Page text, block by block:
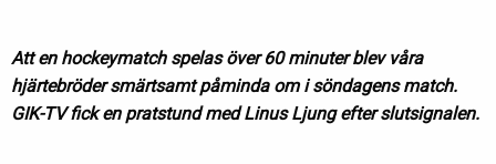
Att en hockeymatch spelas över 60 minuter blev våra
hjärtebröder smärtsamt påminda om i söndagens match.
GIK-TV fick en pratstund med Linus Ljung efter slutsignalen.